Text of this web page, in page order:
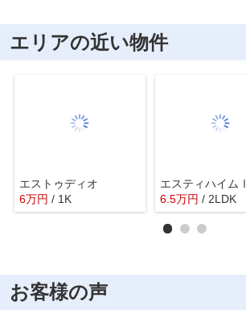
エリアの近い物件
エストゥディオ
6万円 / 1K
エスティハイムⅠ
6.5万円 / 2LDK
お客様の声